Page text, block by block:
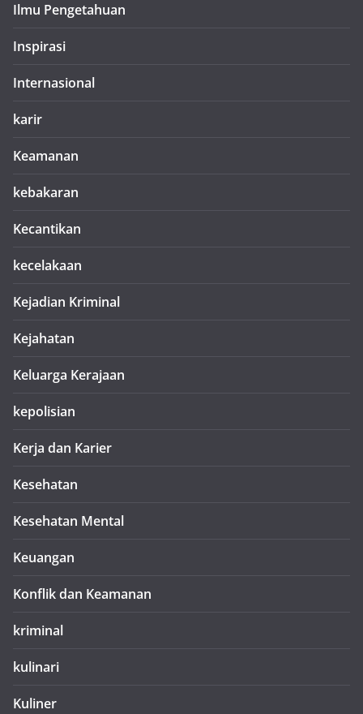
Ilmu Pengetahuan
Inspirasi
Internasional
karir
Keamanan
kebakaran
Kecantikan
kecelakaan
Kejadian Kriminal
Kejahatan
Keluarga Kerajaan
kepolisian
Kerja dan Karier
Kesehatan
Kesehatan Mental
Keuangan
Konflik dan Keamanan
kriminal
kulinari
Kuliner